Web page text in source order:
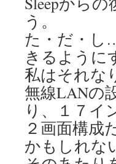
う。
た・だ・し
きるように
私はそれな
無線LANの
り、１７イ
２画面構成
かもしれな